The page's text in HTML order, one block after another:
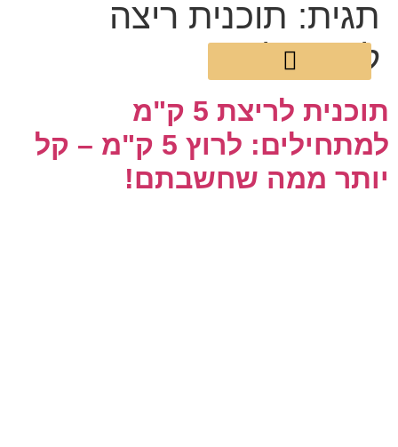
תגית: תוכנית ריצה
למתחילים
תוכנית לריצת 5 ק"מ
למתחילים: לרוץ 5 ק"מ – קל
יותר ממה שחשבתם!